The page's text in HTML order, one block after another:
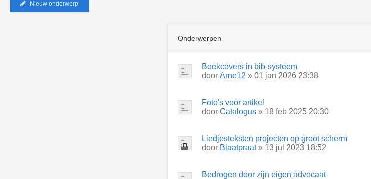
Nieuw onderwerp
Onderwerpen
Boekcovers in bib-systeem
door Arne12 » 01 jan 2026 23:38
Foto's voor artikel
door Catalogus » 18 feb 2025 20:30
Liedjesteksten projecten op groot scherm
door Blaatpraat» 13 jul 2023 18:52
Bedrogen door zijn eigen advocaat